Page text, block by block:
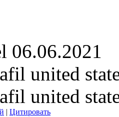
06.06.2021
united
united
| Цитировать